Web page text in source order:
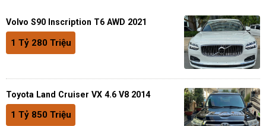
Volvo S90 Inscription T6 AWD 2021
1 Tỷ 280 Triệu
Toyota Land Cruiser VX 4.6 V8 2014
1 Tỷ 850 Triệu